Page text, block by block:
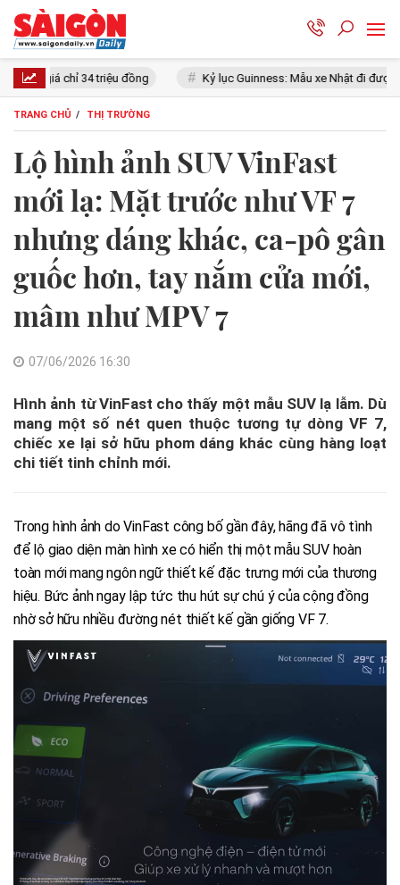
Kỷ lục Guinness: Mẫu xe Nhật đi được 2.000 km không cần
TRANG CHỦ THỊ TRƯỜNG
Lộ hình ảnh SUV VinFast
mới lạ: Mặt trước như VF 7
nhưng dáng khác, ca-pô gân
guốc hơn, tay nắm cửa mới,
mâm như MPV 7
07/06/2026 16:30
Hình ảnh từ VinFast cho thấy một mẫu SUV lạ lẫm. Dù
mang một số nét quen thuộc tương tự dòng VF 7,
chiếc xe lại sở hữu phom dáng khác cùng hàng loạt
chi tiết tinh chỉnh mới.
Trong hình ảnh do VinFast công bố gần đây, hãng đã vô tình
để lộ giao diện màn hình xe có hiển thị một mẫu SUV hoàn
toàn mới mang ngôn ngữ thiết kế đặc trưng mới của thương
hiệu. Bức ảnh ngay lập tức thu hút sự chú ý của cộng đồng
nhờ sở hữu nhiều đường nét thiết kế gần giống VF 7.